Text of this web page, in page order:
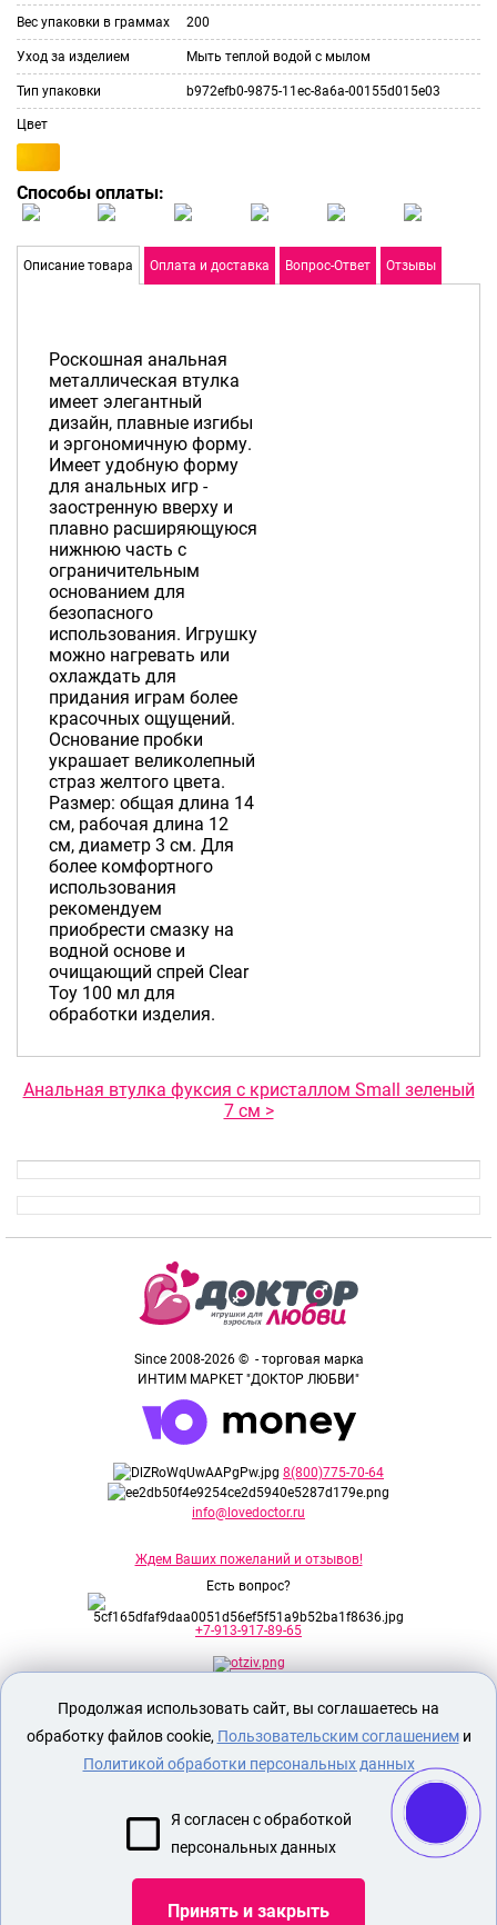
Вес упаковки в граммах 200
Уход за изделием Мыть теплой водой с мылом
Тип упаковки b972efb0-9875-11ec-8a6a-00155d015e03
Цвет
Способы оплаты:
Описание товара Оплата и доставка Вопрос-Ответ Отзывы
Роскошная анальная
металлическая втулка
имеет элегантный
дизайн, плавные изгибы
и эргономичную форму.
Имеет удобную форму
для анальных игр -
заостренную вверху и
плавно расширяющуюся
нижнюю часть с
ограничительным
основанием для
безопасного
использования. Игрушку
можно нагревать или
охлаждать для
придания играм более
красочных ощущений.
Основание пробки
украшает великолепный
страз желтого цвета.
Размер: общая длина 14
см, рабочая длина 12
см, диаметр 3 см. Для
более комфортного
использования
рекомендуем
приобрести смазку на
водной основе и
очищающий спрей Clear
Toy 100 мл для
обработки изделия.
Анальная втулка фуксия с кристаллом Small зеленый
7 см >
Since 2008-2026 © - торговая марка
ИНТИМ МАРКЕТ "ДОКТОР ЛЮБВИ"
8(800)775-70-64
info@lovedoctor.ru
Ждем Ваших пожеланий и отзывов!
Есть вопрос?
+7-913-917-89-65
Секс шоп Доктор Любви предназначен
исключительно для лиц старше 18 лет!
Вся продукция имеет знак EAC
ЭРОТИЧЕСКОЕ БЕЛЬЕ
Продолжая использовать сайт, вы соглашаетесь на
обработку файлов cookie, Пользовательским соглашениеми
Политикой обработки персональных данных
Я согласен с обработкой
персональных данных
Принять и закрыть